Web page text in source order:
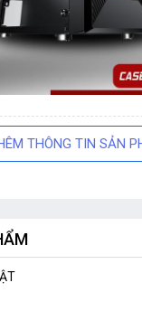
THÔNG TIN SẢN